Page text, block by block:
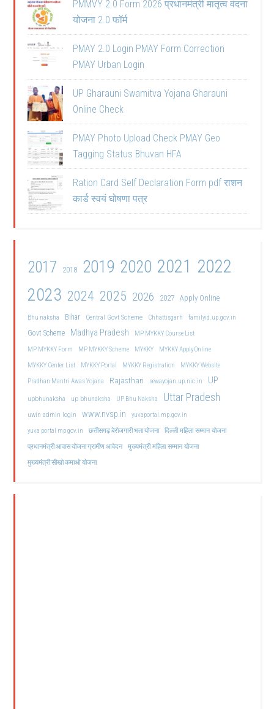
PMMVY 2.0 Form 2026 प्रधानमंत्री मातृत्व वंदना
योजना 2.0 फॉर्म
PMAY 2.0 Login PMAY Form Correction
PMAY Urban Login
UP Gharauni Swamitva Yojana Gharauni
Online Check
PMAY Photo Upload Check PMAY Geo
Tagging Status Bhuvan HFA
Ration Card Self Declaration Form pdf राशन
कार्ड स्वयं घोषणा पत्र
2017 2018 2019 2020 2021 2022
2023 2024 2025 2026 2027 Apply Online
Bhu naksha Bihar Central Govt Scheme Chhattisgarh familyid.up.gov.in
Govt Scheme Madhya Pradesh
MP MYKKY Course List
MP MYKKY Form
MP MYKKY Scheme MYKKY
MYKKY Apply Online
MYKKY Center List
MYKKY Portal MYKKY Registration
MYKKY Website
Pradhan Mantri Awas Yojana
Rajasthan sewayojan.up.nic.in UP
upbhunaksha up bhunaksha UP Bhu Naksha Uttar Pradesh
uwin admin login www.nvsp.in
yuvaportal.mp.gov.in
yuva portal mp gov.in
छत्तीसगढ़ बेरोजगारी भत्ता योजना दिल्ली महिला सम्मान योजना
प्रधानमंत्री आवास योजना ग्रामीण आवेदन मुख्यमंत्री महिला सम्मान योजना
मुख्यमंत्री सीखो कमाओ योजना